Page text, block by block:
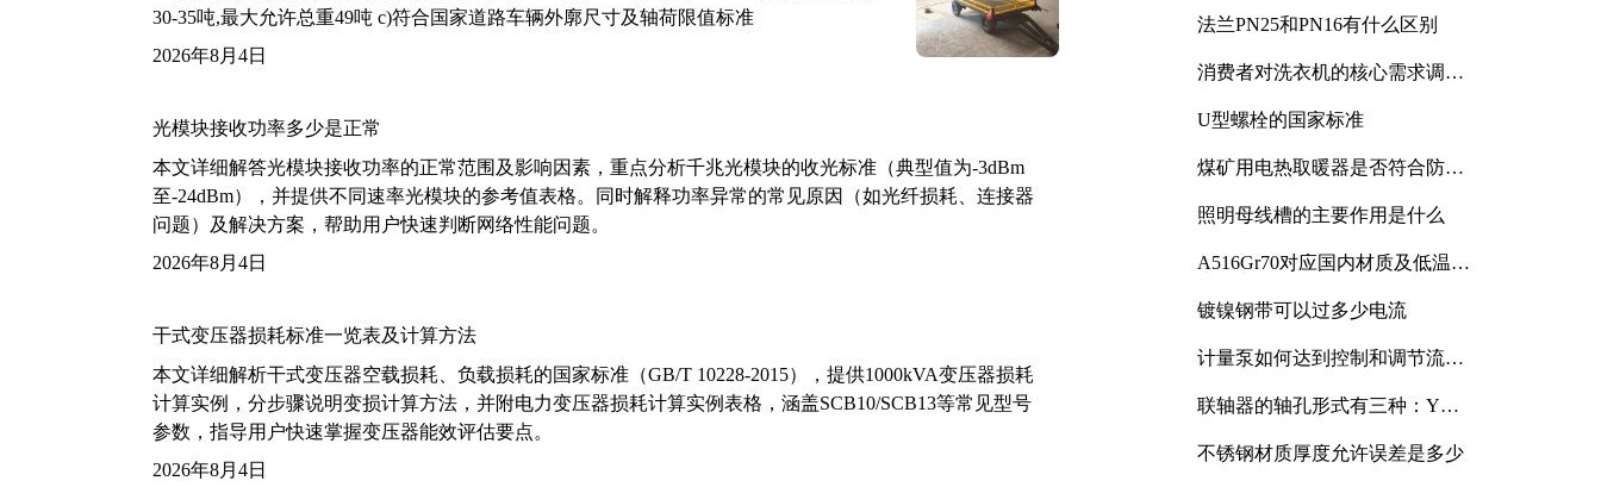
30-35吨,最大允许总重49吨 c)符合国家道路车辆外廓尺寸及轴荷限值标准
2026年8月4日
光模块接收功率多少是正常
本文详细解答光模块接收功率的正常范围及影响因素，重点分析千兆光模块的收光标准（典型值为-3dBm
至-24dBm），并提供不同速率光模块的参考值表格。同时解释功率异常的常见原因（如光纤损耗、连接器
问题）及解决方案，帮助用户快速判断网络性能问题。
2026年8月4日
干式变压器损耗标准一览表及计算方法
本文详细解析干式变压器空载损耗、负载损耗的国家标准（GB/T 10228-2015），提供1000kVA变压器损耗
计算实例，分步骤说明变损计算方法，并附电力变压器损耗计算实例表格，涵盖SCB10/SCB13等常见型号
参数，指导用户快速掌握变压器能效评估要点。
2026年8月4日
法兰PN25和PN16有什么区别
消费者对洗衣机的核心需求调研
U型螺栓的国家标准
煤矿用电热取暖器是否符合防爆
照明母线槽的主要作用是什么
A516Gr70对应国内材质及低温冲
镀镍钢带可以过多少电流
计量泵如何达到控制和调节流量
联轴器的轴孔形式有三种：Y
不锈钢材质厚度允许误差是多少